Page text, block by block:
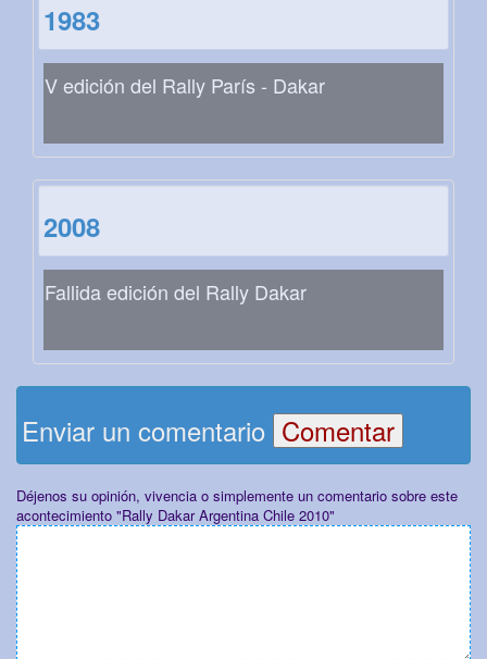
1983
V edición del Rally París - Dakar
2008
Fallida edición del Rally Dakar
Enviar un comentario
Déjenos su opinión, vivencia o simplemente un comentario sobre este
acontecimiento "Rally Dakar Argentina Chile 2010"